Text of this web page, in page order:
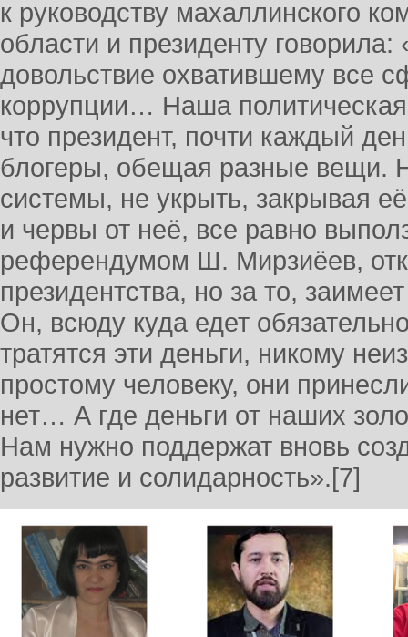
к руководству махаллинского
области и президенту
довольствие охватившему все
коррупции… Наша
что президент, почти каждый
блогеры, обещая разные вещи.
системы, не укрыть, закрывая
и червы от неё, все равно
референдумом Ш. Мирзиёев,
президентства, но за то,
Он, всюду куда едет
тратятся эти деньги, никому
простому человеку, они
нет… А где деньги от наших
Нам нужно поддержат вновь
развитие и солидарность».[7]